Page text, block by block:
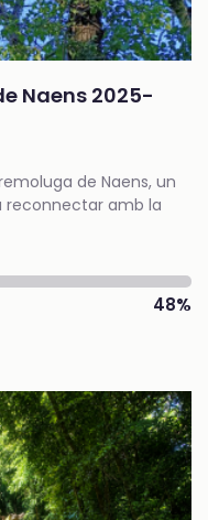
Naens 2025-
de Naens, un
reconnectar amb la
48%